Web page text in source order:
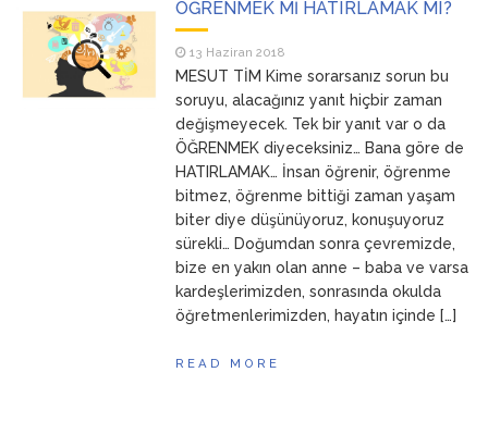
ÖĞRENMEK Mİ HATIRLAMAK MI?
13 Haziran 2018
MESUT TİM Kime sorarsanız sorun bu
soruyu, alacağınız yanıt hiçbir zaman
değişmeyecek. Tek bir yanıt var o da
ÖĞRENMEK diyeceksiniz… Bana göre de
HATIRLAMAK… İnsan öğrenir, öğrenme
bitmez, öğrenme bittiği zaman yaşam
biter diye düşünüyoruz, konuşuyoruz
sürekli… Doğumdan sonra çevremizde,
bize en yakın olan anne – baba ve varsa
kardeşlerimizden, sonrasında okulda
öğretmenlerimizden, hayatın içinde […]
READ MORE